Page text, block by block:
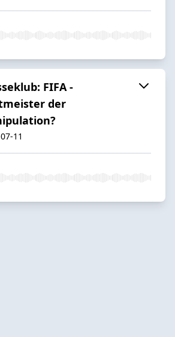
FIFA -
der
11